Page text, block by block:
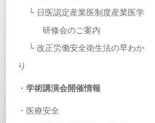
└ 日医認定産業医制度産業医学
研修会のご案内
└ 改正労働安全衛生法の早わか
り
・ 学術講演会開催情報
・ 医療安全